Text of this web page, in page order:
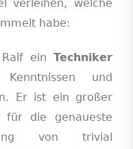
verleihen, welche
habe:
ein Techniker
und
Er ist ein großer
für die genaueste
von trivial